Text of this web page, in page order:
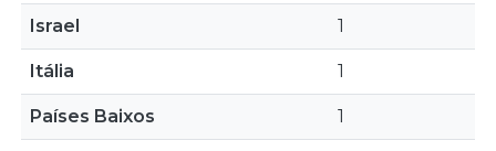
Israel 1
Itália 1
Países Baixos 1